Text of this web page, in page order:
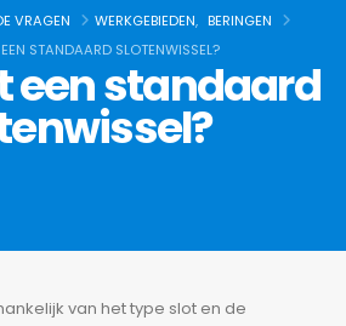
VRAGEN WERKGEBIEDEN, BERINGEN
STANDAARD SLOTENWISSEL?
een standaard
van het type slot en de
Limburg
is uw betrouwbare keuze voor alle
waarbij wij zorg dragen voor uw veiligheid
en duurzame oplossingen.